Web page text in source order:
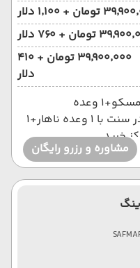
تومان + ۱٬۱۰۰ دلار
تومان + ۷۶۰ دلار
۳۹٬۹۰۰٬۰۰۰ تومان + ۴۱۰
دلار
توضیحات: 1 روز گشت شهری در مسکو+1 وعده
ناهار+مرکز خرید 1 گشت شهری در سنت با 1 وعده ناهار+1
مشاوره و رزرو رایگان